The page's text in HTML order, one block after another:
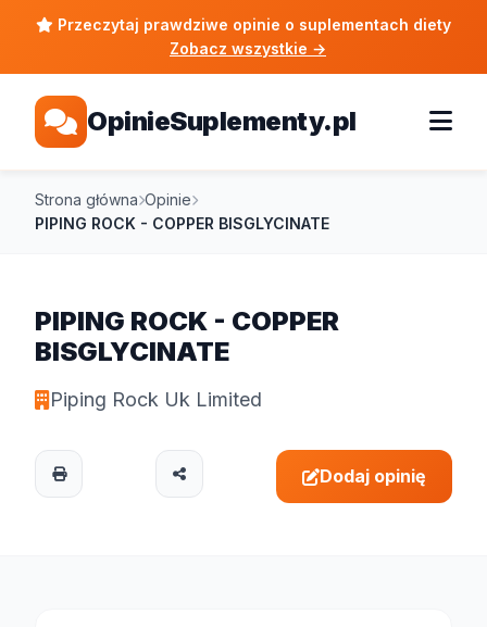
Przeczytaj prawdziwe opinie o suplementach diety
Zobacz wszystkie →
OpinieSuplementy.pl
Strona główna Opinie
PIPING ROCK - COPPER BISGLYCINATE
PIPING ROCK - COPPER
BISGLYCINATE
Piping Rock Uk Limited
Dodaj opinię